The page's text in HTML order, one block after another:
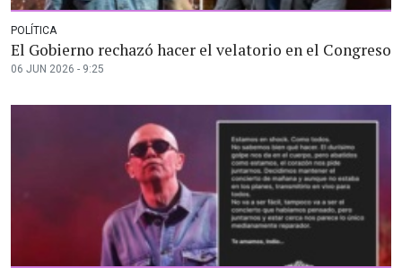
POLÍTICA
El Gobierno rechazó hacer el velatorio en el Congreso
06 JUN 2026 - 9:25